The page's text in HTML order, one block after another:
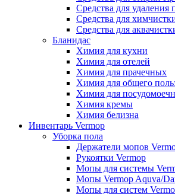
Средства для удаления
Средства для
Средства для
Бланидас
Химия для кухни
Химия для отелей
Химия для прачечных
Химия для общего
Химия для
Химия кремы
Химия белизна
Инвентарь Vermop
Уборка пола
Держатели мопов
Рукоятки Vermop
Мопы для системы
Мопы Vermop Aquva/
Мопы для систем